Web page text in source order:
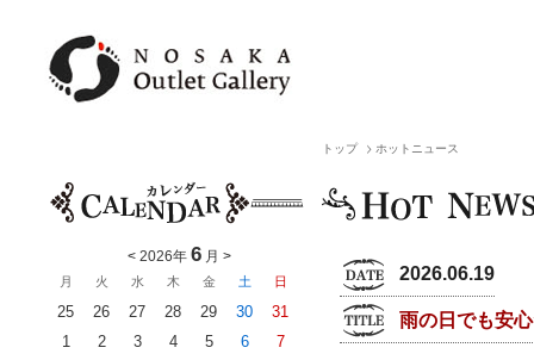
トップ ホットニュース
2026.06.19
雨の日でも安
<2026年 6月 >
月 火 水 木 金 土 日
25 26 27 28 29 30
31
1
2 3 4 5 6
7